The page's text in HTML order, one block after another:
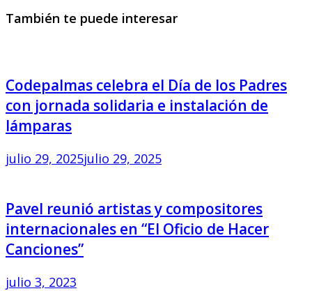
También te puede interesar
Codepalmas celebra el Día de los Padres
con jornada solidaria e instalación de
lámparas
julio 29, 2025julio 29, 2025
Pavel reunió artistas y compositores
internacionales en “El Oficio de Hacer
Canciones”
julio 3, 2023